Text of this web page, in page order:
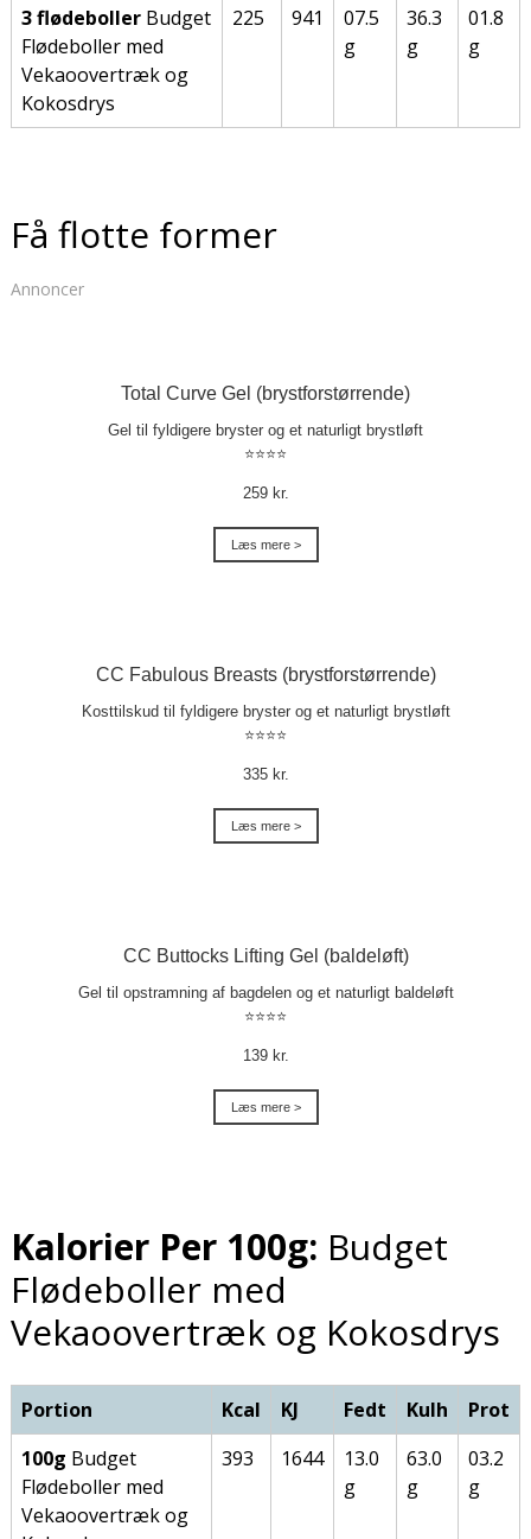
3 flødeboller Budget
Flødeboller med
Vekaoovertræk og
Kokosdrys
225 941
07.5
g
36.3
g
01.8
g
Få flotte former
Annoncer
Total Curve Gel (brystforstørrende)
Gel til fyldigere bryster og et naturligt brystløft
⭐⭐⭐⭐
259 kr.
Læs mere >
CC Fabulous Breasts (brystforstørrende)
Kosttilskud til fyldigere bryster og et naturligt brystløft
⭐⭐⭐⭐
335 kr.
Læs mere >
CC Buttocks Lifting Gel (baldeløft)
Gel til opstramning af bagdelen og et naturligt baldeløft
⭐⭐⭐⭐
139 kr.
Læs mere >
Kalorier Per 100g: Budget
Flødeboller med
Vekaoovertræk og Kokosdrys
Portion Kcal KJ Fedt Kulh
Prot
100g Budget
Flødeboller med
Vekaoovertræk og
393 1644
13.0
g
63.0
g
03.2
g